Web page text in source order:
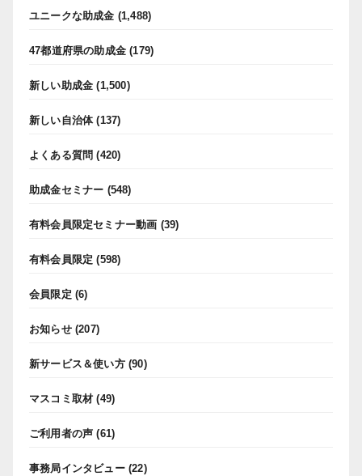
ユニークな助成金 (1,488)
47都道府県の助成金 (179)
新しい助成金 (1,500)
新しい自治体(137)
よくある質問 (420)
助成金セミナー (548)
有料会員限定セミナー動画 (39)
有料会員限定 (598)
会員限定 (6)
お知らせ(207)
新サービス＆使い方(90)
マスコミ取材 (49)
ご利用者の声 (61)
事務局インタビュー(22)